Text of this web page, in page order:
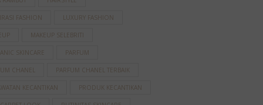
FASHION LUXURY FASHION
MAKEUP SELEBRITI
SKINCARE PARFUM
CHANEL PARFUM CHANEL TERBAIK
KECANTIKAN PRODUK KECANTIKAN